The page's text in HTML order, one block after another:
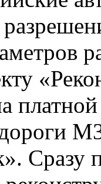
Сразу